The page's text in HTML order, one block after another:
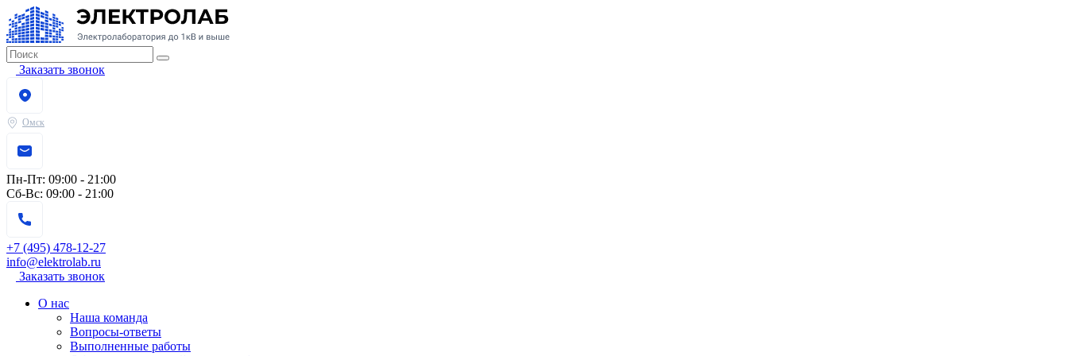
Заказать звонок
Омск
Пн-Пт: 09:00 - 21:00
Сб-Вс: 09:00 - 21:00
+7 (495) 478-12-27
info@elektrolab.ru
Заказать звонок
О нас
Наша команда
Вопросы-ответы
Выполненные работы